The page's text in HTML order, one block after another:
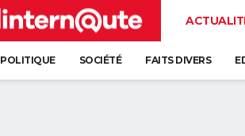
POLITIQUE SOCIÉTÉ FAITS DIVERS